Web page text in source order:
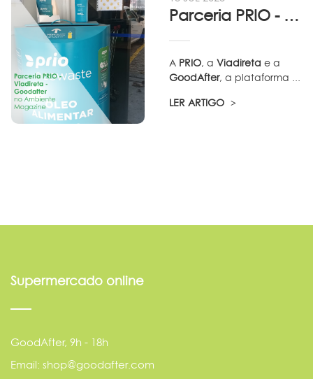
Parceria PRIO - Viadireta - Goodafter...
A PRIO, aViadireta e a
GoodAfter, a plataforma ...
LER ARTIGO
Supermercado online
GoodAfter, 9h - 18h
Email: shop@goodafter.com